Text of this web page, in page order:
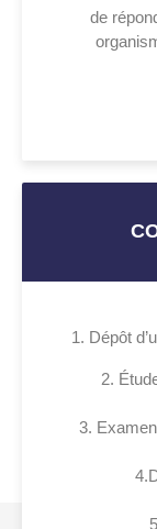
de
1. Dépôt
2.
3.